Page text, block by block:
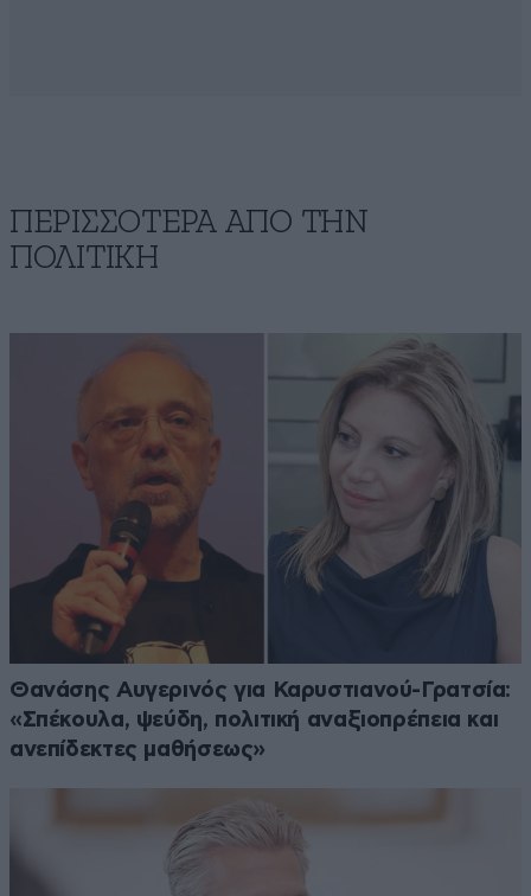
ΠΕΡΙΣΣΟΤΕΡΑ ΑΠΟ ΤΗΝ
ΠΟΛΙΤΙΚΗ
Θανάσης Αυγερινός για Καρυστιανού-Γρατσία:
«Σπέκουλα, ψεύδη, πολιτική αναξιοπρέπεια και
ανεπίδεκτες μαθήσεως»